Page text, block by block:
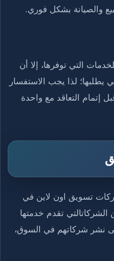
والصيانة بشكل فوري.
التي توفرها، إلا أن
يطلبها؛ لذا يجب الاستفسار
إتمام التعاقد مع واحدة
تسويق اون لاين في
الشركاتالتي تقدم خدمتها
نشر شركاتهم في السوق،